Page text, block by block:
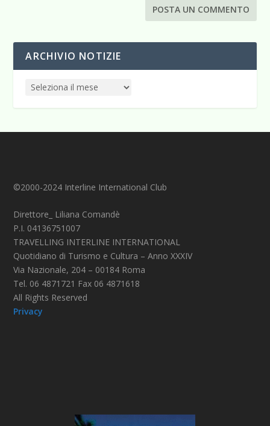
ARCHIVIO NOTIZIE
©2000-2024 Interline International Club
Direttore_ Liliana Comandè
P.I. 04136751007
TRAVELLING INTERLINE INTERNATIONAL
Quotidiano di Turismo e Cultura – Anno XXXIV
Via Nazionale, 204 – 00184 Roma
Tel. 06 4871721 Fax 06 4871618
All Rights Reserved
Privacy